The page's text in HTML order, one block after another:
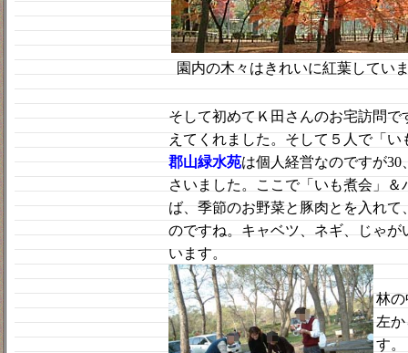
園内の木々はきれいに紅葉してい
そして初めてＫ田さんのお宅訪問
えてくれました。そして５人で「
郡山緑水苑は個人経営なのですが
さいました。ここで「いも煮会」
ば、季節のお野菜と豚肉とを入れ
のですね。キャベツ、ネギ、じゃ
います。
林
左
す。